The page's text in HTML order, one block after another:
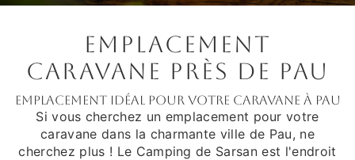
Emplacement
caravane près de Pau
Emplacement idéal pour votre caravane à Pau
Si vous cherchez un emplacement pour votre
caravane dans la charmante ville de Pau, ne
cherchez plus ! Le Camping de Sarsan est l'endroit